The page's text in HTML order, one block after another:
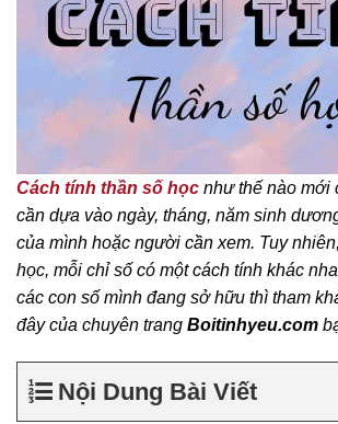
Cách tính thần số học như thế nào mới
cần dựa vào ngày, tháng, năm sinh
của mình hoặc người cần xem. Tuy
học, mỗi chỉ số có một cách tính khác
các con số mình đang sở hữu thì tham
đây của chuyên trang Boitinhyeu.com
Nội Dung Bài Viết